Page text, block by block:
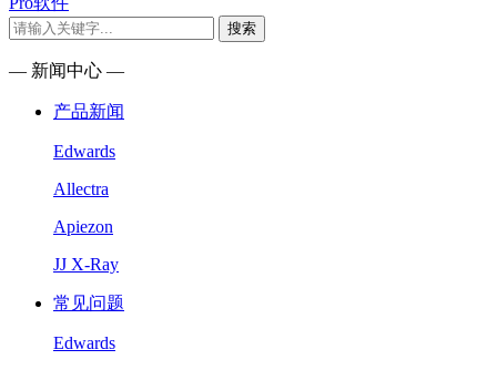
搜索
— 新闻中心 —
产品新闻
Edwards
Allectra
Apiezon
JJ X-Ray
常见问题
Edwards